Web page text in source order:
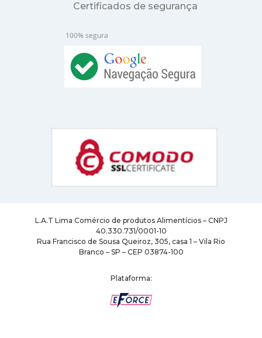
Certificados de segurança
L.A.T Lima Comércio de produtos Alimentícios – CNPJ
40.330.731/0001-10
Rua Francisco de Sousa Queiroz, 305, casa 1 – Vila Rio
Branco – SP – CEP 03874-100
Plataforma: